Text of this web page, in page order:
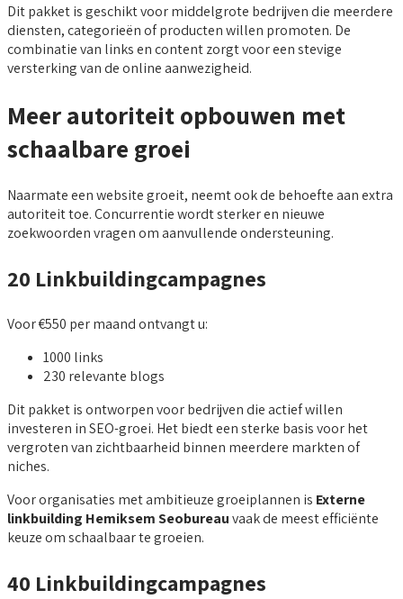
Dit pakket is geschikt voor middelgrote bedrijven die meerdere
diensten, categorieën of producten willen promoten. De
combinatie van links en content zorgt voor een stevige
versterking van de online aanwezigheid.
Meer autoriteit opbouwen met
schaalbare groei
Naarmate een website groeit, neemt ook de behoefte aan extra
autoriteit toe. Concurrentie wordt sterker en nieuwe
zoekwoorden vragen om aanvullende ondersteuning.
20 Linkbuildingcampagnes
Voor €550 per maand ontvangt u:
1000 links
230 relevante blogs
Dit pakket is ontworpen voor bedrijven die actief willen
investeren in SEO-groei. Het biedt een sterke basis voor het
vergroten van zichtbaarheid binnen meerdere markten of
niches.
Voor organisaties met ambitieuze groeiplannen is Externe
linkbuilding Hemiksem Seobureauvaak de meest efficiënte
keuze om schaalbaar te groeien.
40 Linkbuildingcampagnes